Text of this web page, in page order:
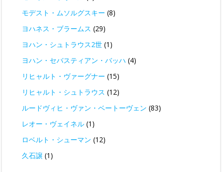
モデスト・ムソルグスキー (8)
ヨハネス・ブラームス (29)
ヨハン・シュトラウス2世 (1)
ヨハン・セバスティアン・バッハ (4)
リヒャルト・ヴァーグナー (15)
リヒャルト・シュトラウス (12)
ルードヴィヒ・ヴァン・ベートーヴェン (83)
レオー・ヴェイネル (1)
ロベルト・シューマン (12)
久石譲 (1)